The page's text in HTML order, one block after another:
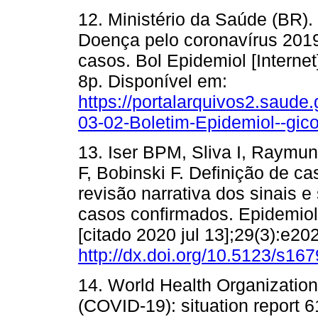
12. Ministério da Saúde
Doença pelo coronavírus
casos. Bol Epidemiol
8p. Disponível em:
https://
03-02-Boletim-Epidemiol--
13. Iser BPM, Sliva I,
F, Bobinski F. Definição de
revisão narrativa dos sinais
casos confirmados.
[citado 2020 jul
http://dx.doi.org/10.5123/
14. World Health
(COVID-19): situation report